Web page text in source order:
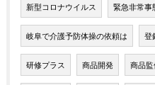
新型コロナウイルス 緊急非常事
岐阜で介護予防体操の依頼は 登
研修プラス 商品開発 商品